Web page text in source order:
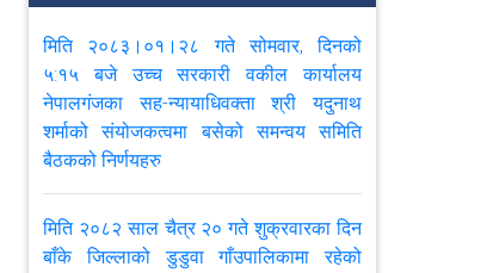
प्रतिवेदन।
समुदायमा सरकारी वकील कार्याक्रम सम्पन्न
मिति २०८२।०६।२४ गते सम्पन्न उच्च सरकारी
वकील कार्यालय नेपालगंज, जिल्ला सरकारी
वकील कार्यालय बाँके र बर्दियामा कार्यरत
मिति २०८३।०१।२८ गते सोमवार, दिनको
५:१५ बजे उच्च सरकारी वकील कार्यालय
नेपालगंजका सह-न्यायाधिवक्ता श्री यदुनाथ
शर्माको संयोजकत्वमा बसेको समन्वय समिति
बैठकको निर्णयहरु
मिति २०८२ साल चैत्र २० गते शुक्रवारका दिन
बाँके जिल्लाको डुडुवा गाँउपालिकामा रहेको